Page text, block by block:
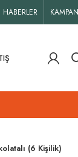
HABERLER
(6 Kişilik)